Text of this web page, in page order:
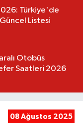
Türkiye'de
Listesi
Otobüs
Saatleri 2026
08 Ağustos 2025